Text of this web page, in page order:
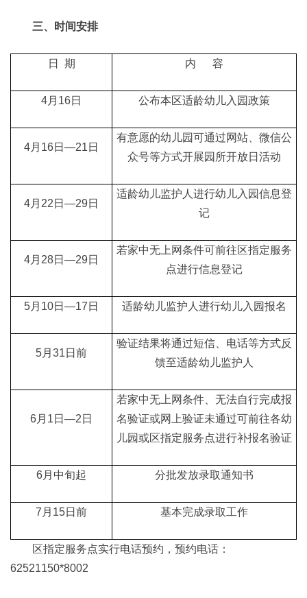
三、时间安排
日 期 内 容
4月16日 公布本区适龄幼儿入园政策
4月16日—21日
有意愿的幼儿园可通过网站、微信公
众号等方式开展园所开放日活动
4月22日—29日
适龄幼儿监护人进行幼儿入园信息登
记
4月28日—29日
若家中无上网条件可前往区指定服务
点进行信息登记
5月10日—17日 适龄幼儿监护人进行幼儿入园报名
5月31日前
验证结果将通过短信、电话等方式反
馈至适龄幼儿监护人
6月1日—2日
若家中无上网条件、无法自行完成报
名验证或网上验证未通过可前往各幼
儿园或区指定服务点进行补报名验证
6月中旬起 分批发放录取通知书
7月15日前 基本完成录取工作
区指定服务点实行电话预约，预约电话：
62521150*8002